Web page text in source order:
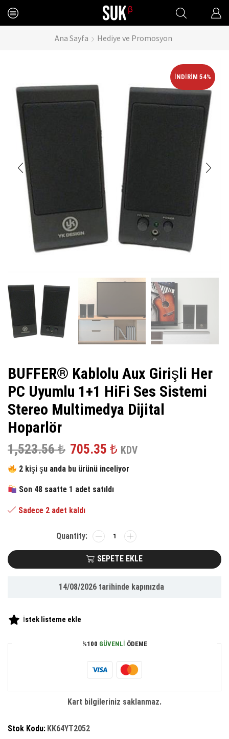
Ana Sayfa Hediye ve Promosyon
İNDIRIM 54%
BUFFER® Kablolu Aux Girişli Her
PC Uyumlu 1+1 HiFi Ses Sistemi
Stereo Multimedya Dijital
Hoparlör
1,523.56₺ Orijinal
fiyat:
1,523.56 ₺.
705.35 ₺ Şu
andaki
KDV
2 kişi şu anda bu ürünü inceliyor
Son 48 saatte 1 adet satıldı
Sadece 2 adet kaldı
BUFFER®
Kablolu
Aux
Girişli
PC
Sistemi
Multimedya
Dijital
Hoparlör
adet
SEPETE EKLE
14/08/2026 tarihinde kapınızda
İstek listeme ekle
%100 GÜVENLI ÖDEME
Kart bilgileriniz saklanmaz.
Stok Kodu: KK64YT2052